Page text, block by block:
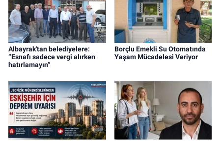
Albayrak'tan belediyelere:
“Esnafı sadece vergi alırken
hatırlamayın”
Borçlu Emekli Su Otomatında
Yaşam Mücadelesi Veriyor